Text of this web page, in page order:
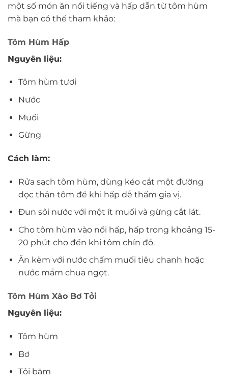
một số món ăn nổi tiếng và hấp dẫn từ tôm hùm
mà bạn có thể tham khảo:
Tôm Hùm Hấp
Nguyên liệu:
Tôm hùm tươi
Nước
Muối
Gừng
Cách làm:
Rửa sạch tôm hùm, dùng kéo cắt một đường
dọc thân tôm để khi hấp dễ thấm gia vị.
Đun sôi nước với một ít muối và gừng cắt lát.
Cho tôm hùm vào nồi hấp, hấp trong khoảng 15-
20 phút cho đến khi tôm chín đỏ.
Ăn kèm với nước chấm muối tiêu chanh hoặc
nước mắm chua ngọt.
Tôm Hùm Xào Bơ Tỏi
Nguyên liệu:
Tôm hùm
Bơ
Tỏi băm